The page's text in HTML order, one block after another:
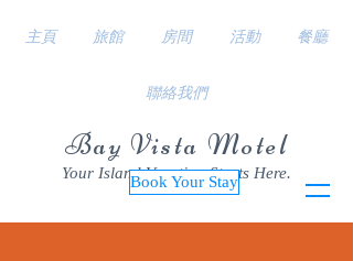
Bay Vista Motel
Your Island Vacation Starts Here.
Book Your Stay
主頁 旅館 房間 活動 餐廳
聯絡我們